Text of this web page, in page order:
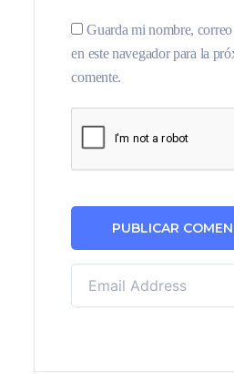
Guarda mi nombre,
en este navegador para la
comente.